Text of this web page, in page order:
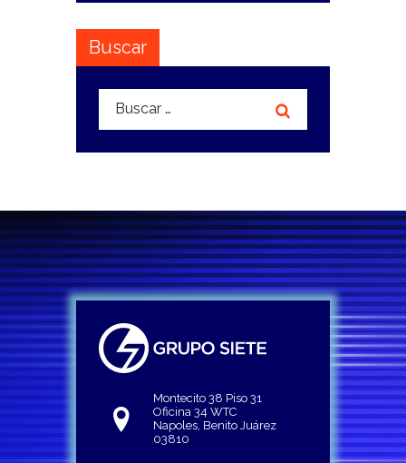
Buscar
Buscar:
Montecito 38 Piso 31
Oficina 34 WTC
Napoles, Benito Juárez
03810